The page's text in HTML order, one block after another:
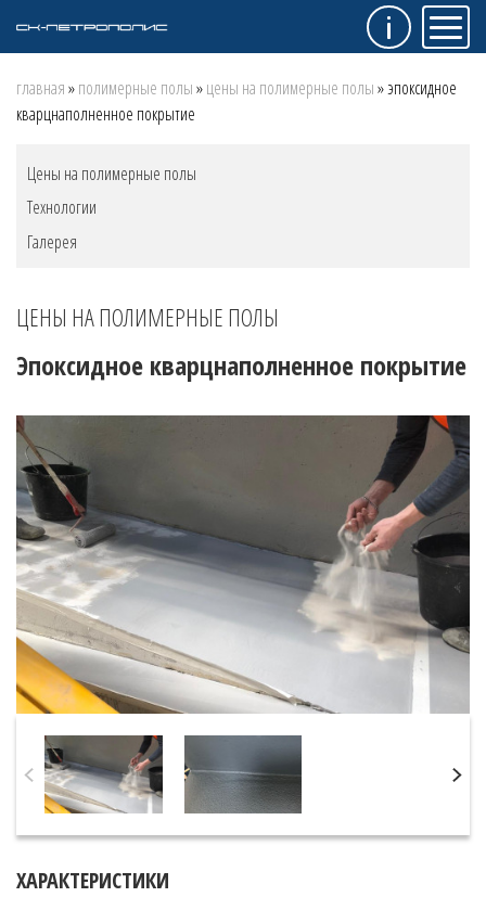
Инфо
Строка
навигации
главная полимерные полы цены на полимерные полы эпоксидное
кварцнаполненное покрытие
Меню
"Полимерные
полы"
Цены на полимерные полы
Технологии
Галерея
ЦЕНЫ НА ПОЛИМЕРНЫЕ ПОЛЫ
Эпоксидное кварцнаполненное покрытие
ХАРАКТЕРИСТИКИ